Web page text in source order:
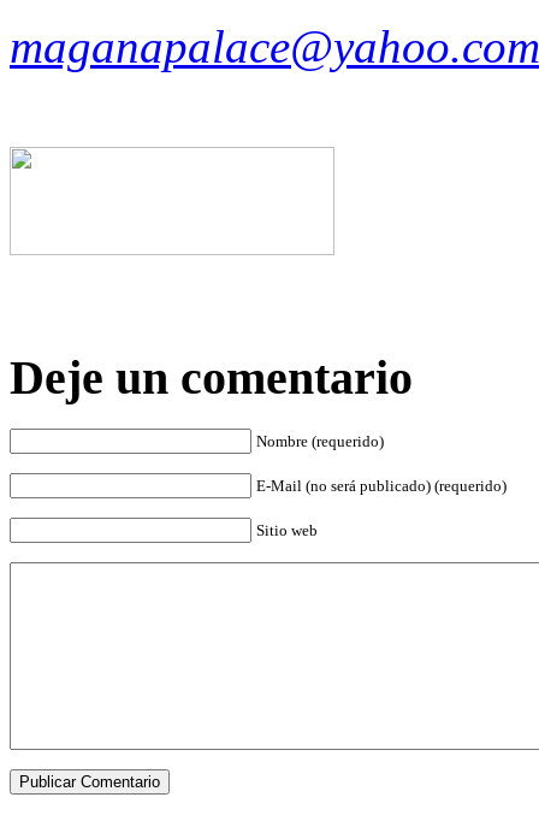
Deje un comentario
Nombre (requerido)
E-Mail (no será publicado) (requerido)
Sitio web